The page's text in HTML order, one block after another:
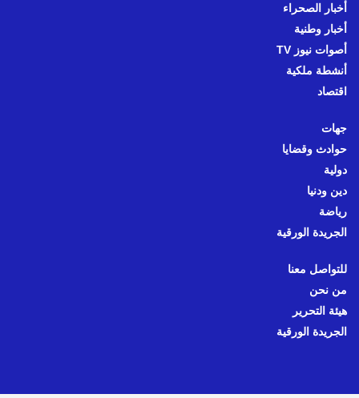
أخبار الصحراء
أخبار وطنية
أصوات نيوز TV
أنشطة ملكية
اقتصاد
جهات
حوادث وقضايا
دولية
دين ودنيا
رياضة
الجريدة الورقية
للتواصل معنا
من نحن
هيئة التحرير
الجريدة الورقية